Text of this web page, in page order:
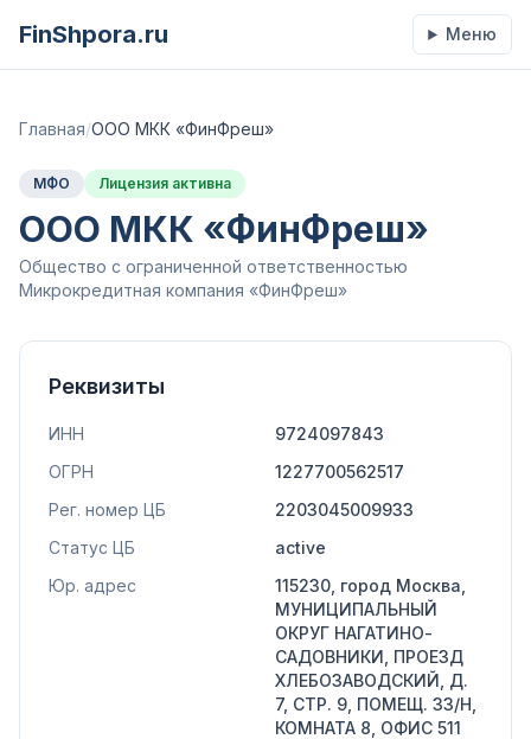
FinShpora.ru Меню
Главная/ООО МКК «ФинФреш»
МФО Лицензия активна
ООО МКК «ФинФреш»
Общество с ограниченной ответственностью
Микрокредитная компания «ФинФреш»
Реквизиты
ИНН
9724097843
ОГРН
1227700562517
Рег. номер ЦБ
2203045009933
Статус ЦБ
active
Юр. адрес
115230, город Москва,
МУНИЦИПАЛЬНЫЙ
ОКРУГ НАГАТИНО-
САДОВНИКИ, ПРОЕЗД
ХЛЕБОЗАВОДСКИЙ, Д.
7, СТР. 9, ПОМЕЩ. 33/Н,
КОМНАТА 8, ОФИС 511